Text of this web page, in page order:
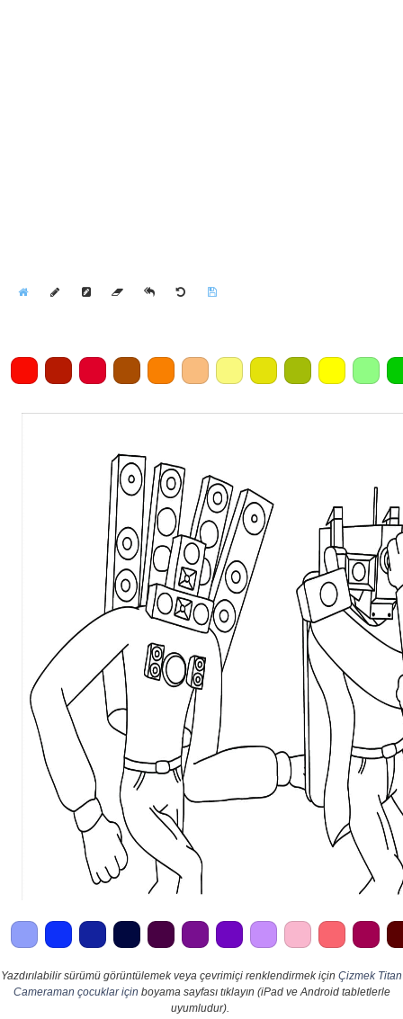
Yazdırılabilir sürümü görüntülemek veya çevrimiçi renklendirmek için Çizmek Titan
Cameraman çocuklar için boyama sayfası tıklayın (iPad ve Android tabletlerle
uyumludur).